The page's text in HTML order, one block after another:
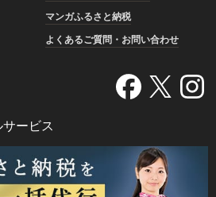
マンガふるさと納税
よくあるご質問・お問い合わせ
ービス